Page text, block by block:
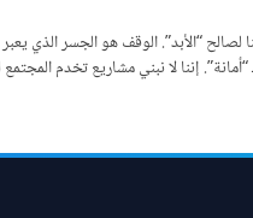
“الأبد”. الوقف هو الجسر الذي
إننا لا نبني مشاريع تخدم المجتمع